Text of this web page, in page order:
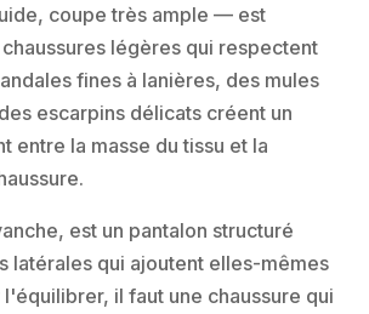
coupe très ample — est
légères qui respectent
fines à lanières, des mules
escarpins délicats créent un
entre la masse du tissu et la
est un pantalon structuré
latérales qui ajoutent elles-mêmes
il faut une chaussure qui